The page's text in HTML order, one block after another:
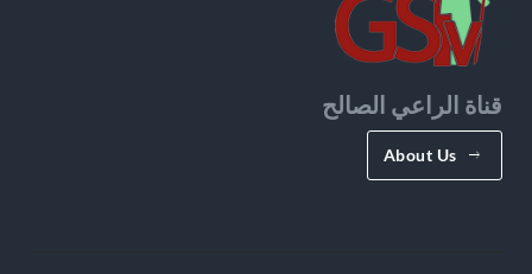
قناة الراعي الصالح
About Us